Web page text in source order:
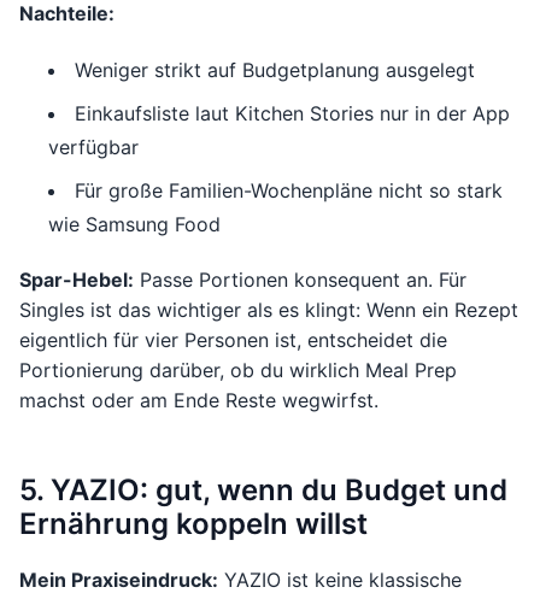
Nachteile:
Weniger strikt auf Budgetplanung ausgelegt
Einkaufsliste laut Kitchen Stories nur in der App
verfügbar
Für große Familien-Wochenpläne nicht so stark
wie Samsung Food
Spar-Hebel: Passe Portionen konsequent an. Für
Singles ist das wichtiger als es klingt: Wenn ein Rezept
eigentlich für vier Personen ist, entscheidet die
Portionierung darüber, ob du wirklich Meal Prep
machst oder am Ende Reste wegwirfst.
5. YAZIO: gut, wenn du Budget und
Ernährung koppeln willst
Mein Praxiseindruck: YAZIO ist keine klassische